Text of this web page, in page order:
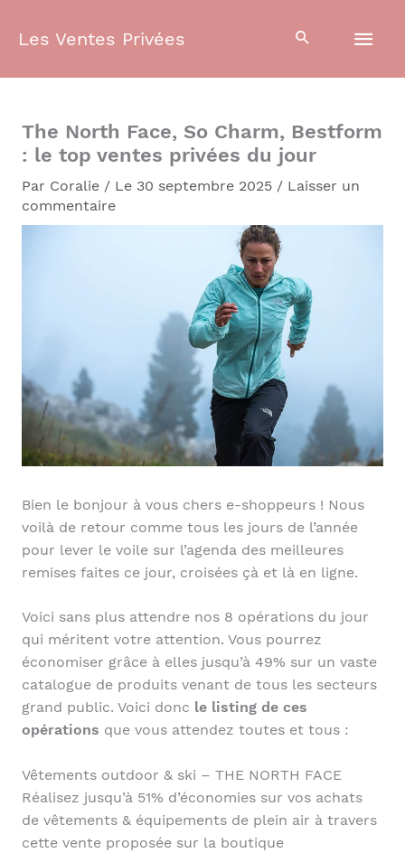
Les Ventes Privées
The North Face, So Charm, Bestform
: le top ventes privées du jour
Par Coralie / Le 30 septembre 2025 / Laisser un
commentaire
Bien le bonjour à vous chers e-shoppeurs ! Nous
voilà de retour comme tous les jours de l’année
pour lever le voile sur l’agenda des meilleures
remises faites ce jour, croisées çà et là en ligne.
Voici sans plus attendre nos 8 opérations du jour
qui méritent votre attention. Vous pourrez
économiser grâce à elles jusqu’à 49% sur un vaste
catalogue de produits venant de tous les secteurs
grand public. Voici donc le listing de ces
opérations que vous attendez toutes et tous :
Vêtements outdoor & ski – THE NORTH FACE
Réalisez jusqu’à 51% d’économies sur vos achats
de vêtements & équipements de plein air à travers
cette vente proposée sur la boutique